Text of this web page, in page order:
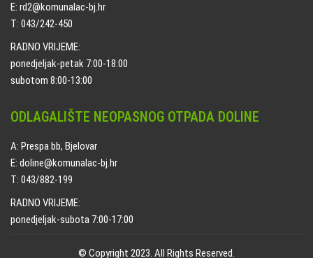
E: rd2@komunalac-bj.hr
T: 043/242-450
RADNO VRIJEME:
ponedjeljak-petak 7:00-18:00
subotom 8:00-13:00
ODLAGALIŠTE NEOPASNOG OTPADA DOLINE
A: Prespa bb, Bjelovar
E: doline@komunalac-bj.hr
T: 043/882-199
RADNO VRIJEME:
ponedjeljak-subota 7:00-17:00
© Copyright 2023. All Rights Reserved.